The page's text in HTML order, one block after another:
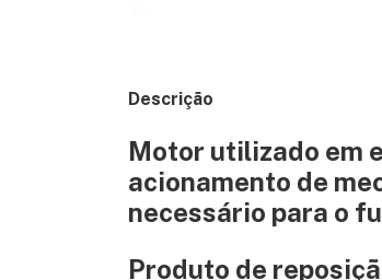
Descrição
Motor utilizado em
acionamento de
necessário para o
Produto de